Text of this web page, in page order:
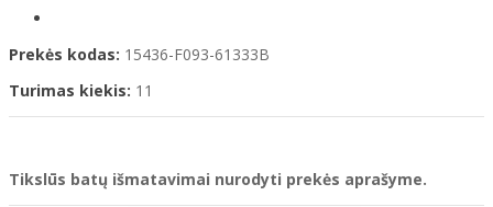
Prekės kodas: 15436-F093-61333B
Turimas kiekis: 11
Tikslūs batų išmatavimai nurodyti prekės aprašyme.